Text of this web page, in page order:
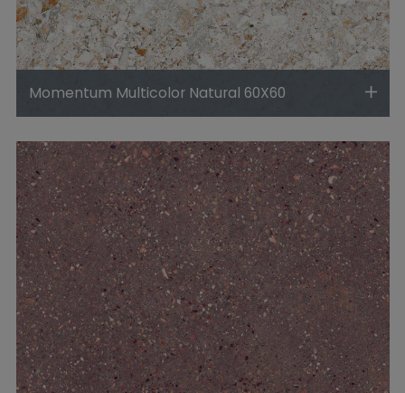
Momentum Multicolor Natural 60X60